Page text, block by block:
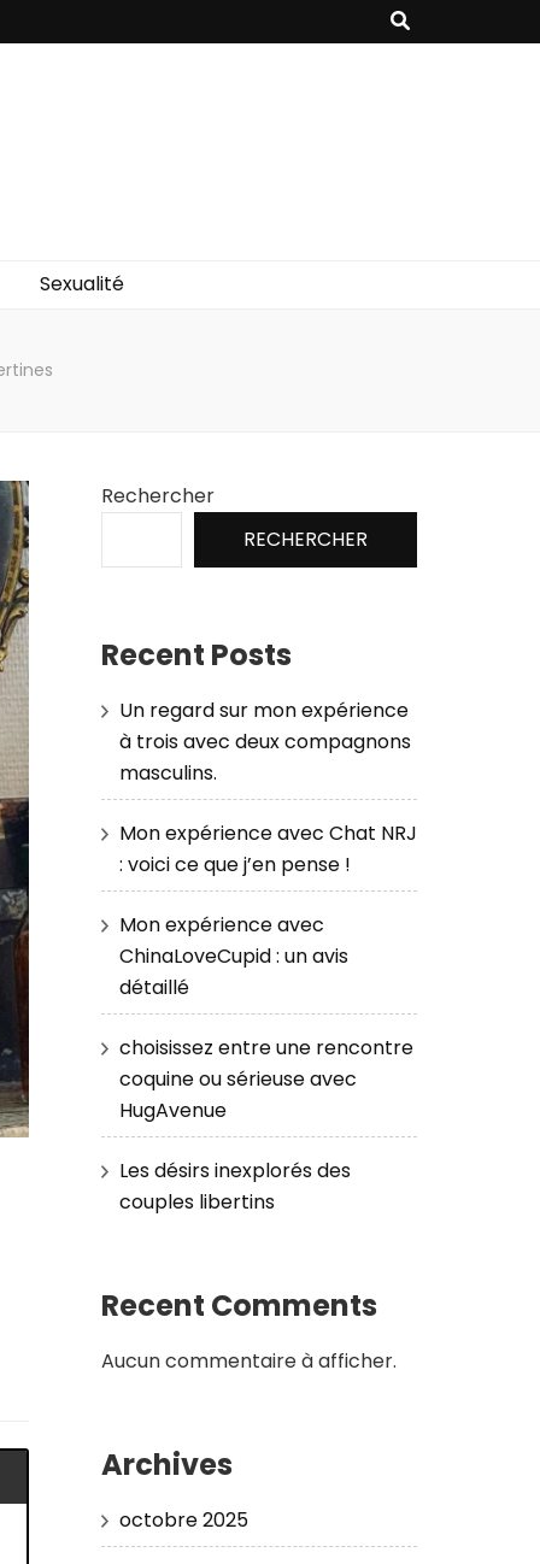
Sexualité
Rechercher
RECHERCHER
Recent Posts
Un regard sur mon expérience
à trois avec deux compagnons
masculins.
Mon expérience avec Chat NRJ
: voici ce que j’en pense !
Mon expérience avec
ChinaLoveCupid : un avis
détaillé
choisissez entre une rencontre
coquine ou sérieuse avec
HugAvenue
Les désirs inexplorés des
couples libertins
Recent Comments
Aucun commentaire à afficher.
Archives
octobre 2025